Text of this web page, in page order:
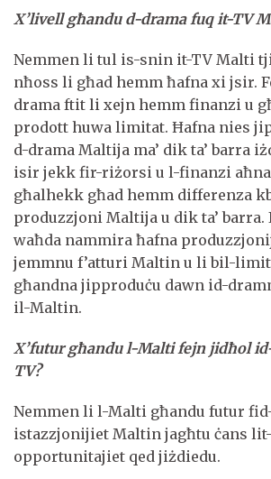
X’livell għandu d-drama fuq it-TV
Nemmen li tul is-snin it-TV Malti
nħoss li għad hemm ħafna xi jsir.
drama ftit li xejn hemm finanzi u
prodott huwa limitat. Ħafna nies
d-drama Maltija ma’ dik ta’ barra
isir jekk fir-riżorsi u l-finanzi
għalhekk għad hemm differenza
produzzjoni Maltija u dik ta’ barra.
waħda nammira ħafna
jemmnu f’atturi Maltin u li bil-
għandna jipproduċu dawn id-
il-Maltin.
X’futur għandu l-Malti fejn jidħol
TV?
Nemmen li l-Malti għandu futur
istazzjonijiet Maltin jagħtu ċans
opportunitajiet qed jiżdiedu.